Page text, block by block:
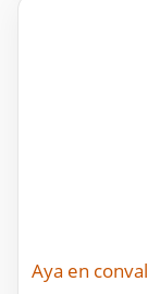
Aya en